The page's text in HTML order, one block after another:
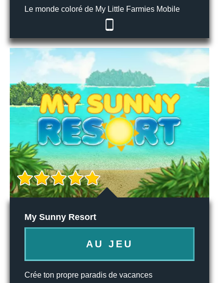
Le monde coloré de My Little Farmies Mobile
My Sunny Resort
AU JEU
Crée ton propre paradis de vacances